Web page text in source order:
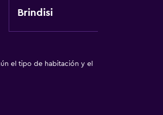
Brindisi
el tipo de habitación y el